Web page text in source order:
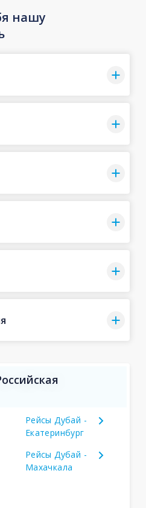
нашу
Рейсы Дубай -
Екатеринбург
Рейсы Дубай -
Махачкала